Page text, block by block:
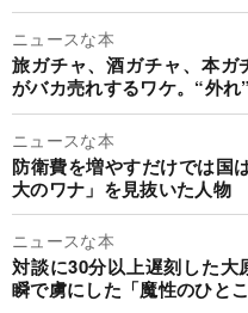
ニュースな本
旅ガチャ、酒ガチャ、本ガ
がバカ売れするワケ。“外
ニュースな本
防衛費を増やすだけでは国
大のワナ」を見抜いた人物
ニュースな本
対談に30分以上遅刻した
瞬で虜にした「魔性のひと